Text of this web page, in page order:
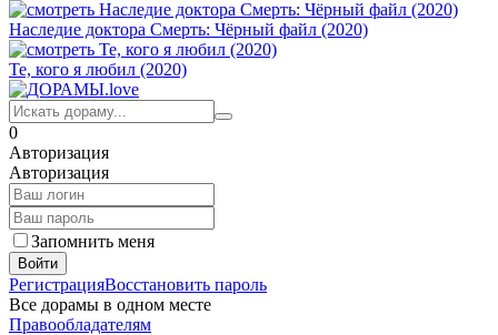
Наследие доктора Смерть: Чёрный файл (2020)
Те, кого я любил (2020)
0
Авторизация
Авторизация
Запомнить меня
Войти
РегистрацияВосстановить пароль
Все дорамы в одном месте
Правообладателям